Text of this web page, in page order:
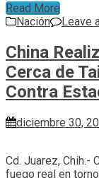
Read More
Nación
Leave
China
Cerca de
Contra
diciembre 30,
Cd. Juarez, Chih.-
fuego real en